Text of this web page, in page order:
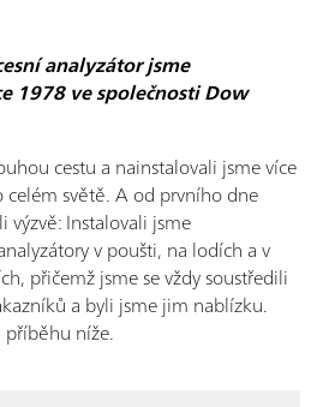
analyzátor jsme
1978 ve společnosti Dow
cestu a nainstalovali jsme více
světě. A od prvního dne
výzvě: Instalovali jsme
v poušti, na lodích a v
přičemž jsme se vždy soustředili
a byli jsme jim nablízku.
příběhu níže.